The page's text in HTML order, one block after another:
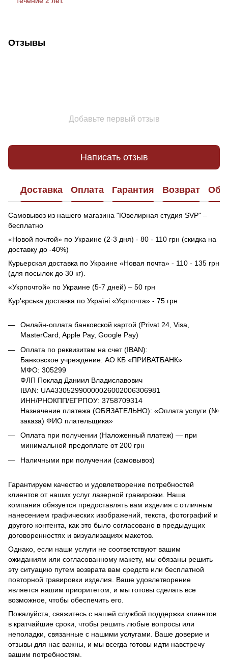
Отзывы
Добавьте первый отзыв
Написать отзыв
Доставка Оплата Гарантия Возврат
Самовывоз из нашего магазина "Ювелирная студия SVP" –
бесплатно
«Новой почтой» по Украине (2-3 дня) - 80 - 110 грн (скидка на
доставку до -40%)
Курьерская доставка по Украине «Новая почта» - 110 - 135 грн
(для посылок до 30 кг).
«Укрпочтой» по Украине (5-7 дней) – 50 грн
Кур'єрська доставка по Україні «Укрпочта» - 75 грн
Онлайн-оплата банковской картой (Privat 24, Visa,
MasterCard, Apple Pay, Google Pay)
Оплата по реквизитам на счет (IBAN):
Банковское учреждение: АО КБ «ПРИВАТБАНК»
МФО: 305299
ФЛП Поклад Даниил Владиславович
IBAN: UA433052990000026002006306981
ИНН/РНОКПП/ЕГРПОУ: 3758709314
Назначение платежа (ОБЯЗАТЕЛЬНО): «Оплата услуги (№
заказа) ФИО плательщика»
Оплата при получении (Наложенный платеж) — при
минимальной предоплате от 200 грн
Наличными при получении (самовывоз)
Гарантируем качество и удовлетворение потребностей
клиентов от наших услуг лазерной гравировки. Наша
компания обязуется предоставлять вам изделия с отличным
нанесением графических изображений, текста, фотографий и
другого контента, как это было согласовано в предыдущих
договоренностях и визуализациях макетов.
Однако, если наши услуги не соответствуют вашим
ожиданиям или согласованному макету, мы обязаны решить
эту ситуацию путем возврата вам средств или бесплатной
повторной гравировки изделия. Ваше удовлетворение
является нашим приоритетом, и мы готовы сделать все
возможное, чтобы обеспечить его.
Пожалуйста, свяжитесь с нашей службой поддержки клиентов
в кратчайшие сроки, чтобы решить любые вопросы или
неполадки, связанные с нашими услугами. Ваше доверие и
отзывы для нас важны, и мы всегда готовы идти навстречу
вашим потребностям.